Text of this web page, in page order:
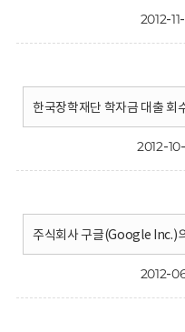
2012-
한국장학재단 학자금 대출 회
2012-
주식회사 구글(Google Inc.)
2012-